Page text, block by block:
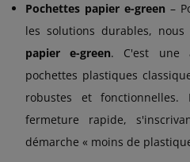
Pochettes papier e-green –
les solutions durables, nous
papier e-green. C'est une
pochettes plastiques
robustes et
fermeture rapide,
démarche « moins de